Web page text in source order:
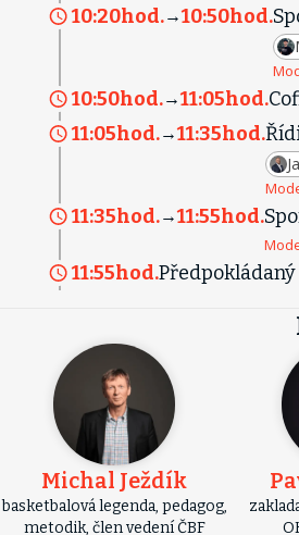
10:20hod.→10:50hod.
10:50hod.→11:05hod.
11:05hod.→11:35hod.
11:35hod.→11:55hod.
11:55hod.Předpokládaný
Michal Ježdík
basketbalová legenda, pedagog,
metodik, člen vedení ČBF